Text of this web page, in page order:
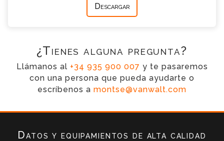
Descargar
¿Tienes alguna pregunta?
Llámanos al +34 935 900 007 y te pasaremos
con una persona que pueda ayudarte o
escríbenos a montse@vanwalt.com
Datos y equipamientos de alta calidad